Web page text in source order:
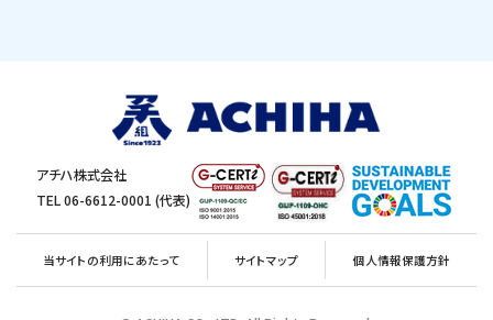
アチハ株式会社
TEL 06-6612-0001 (代表)
当サイトの利用にあたって サイトマップ 個人情報保護方針